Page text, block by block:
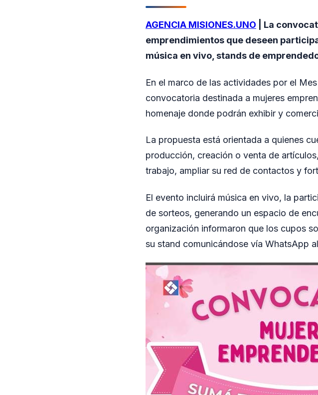
AGENCIA MISIONES.UNO | La
emprendimientos que deseen
música en vivo, stands de
En el marco de las actividades por el
convocatoria destinada a mujeres
homenaje donde podrán exhibir y
La propuesta está orientada a quienes
producción, creación o venta de
trabajo, ampliar su red de contactos y
El evento incluirá música en vivo, la
de sorteos, generando un espacio de
organización informaron que los cupos
su stand comunicándose vía WhatsApp